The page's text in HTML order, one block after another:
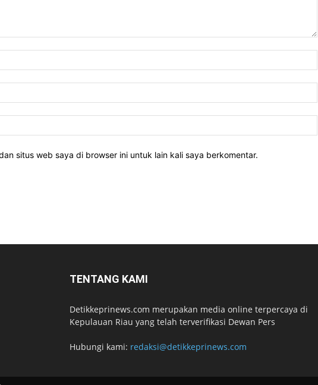
situs web saya di browser ini untuk lain kali saya berkomentar.
TENTANG KAMI
Detikkeprinews.com merupakan media online terpercaya di
Kepulauan Riau yang telah terverifikasi Dewan Pers
Hubungi kami: redaksi@detikkeprinews.com